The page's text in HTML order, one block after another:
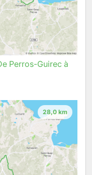
Perros-Guirec à
28,0 km